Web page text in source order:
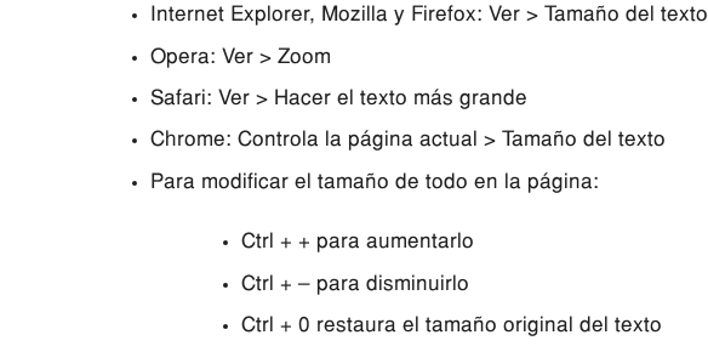
Internet Explorer, Mozilla y Firefox: Ver > Tamaño del texto
Opera: Ver > Zoom
Safari: Ver > Hacer el texto más grande
Chrome: Controla la página actual > Tamaño del texto
Para modificar el tamaño de todo en la página:
Ctrl + + para aumentarlo
Ctrl + – para disminuirlo
Ctrl + 0 restaura el tamaño original del texto